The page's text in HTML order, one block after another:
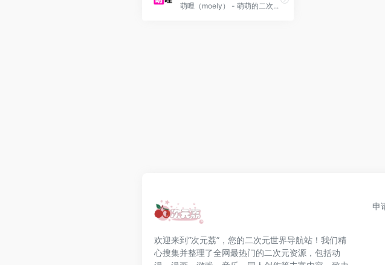
萌哩（moely） - 萌萌的二次...
欢迎来到“次元荔”，您的二次元世界导航站！我们精
心搜集并整理了全网最热门的二次元资源，包括动
申